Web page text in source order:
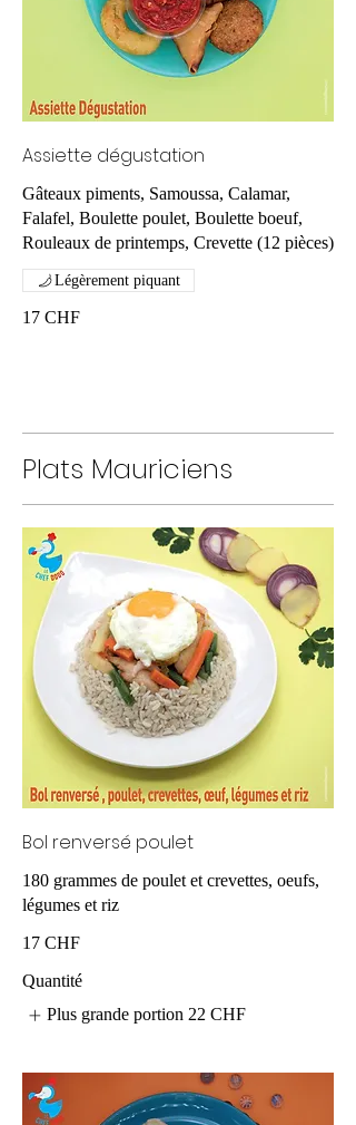
Assiette dégustation
Gâteaux piments, Samoussa, Calamar,
Falafel, Boulette poulet, Boulette boeuf,
Rouleaux de printemps, Crevette (12 pièces)
17 CHF
Légèrement piquant
Plats Mauriciens
Bol renversé poulet
180 grammes de poulet et crevettes, oeufs,
légumes et riz
17 CHF
Quantité
Plus grande portion 22 CHF